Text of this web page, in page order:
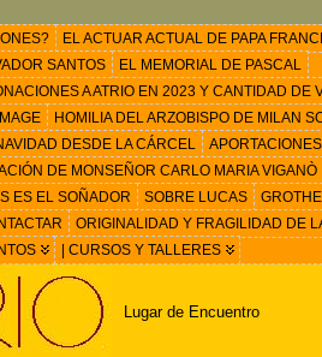
EL ACTUAR ACTUAL DE PAPA
SANTOS
EL MEMORIAL DE PASCAL
A ATRIO EN 2023 Y CANTIDAD
HOMILIA DEL ARZOBISPO DE MILAN
DESDE LA CÁRCEL
DE MONSEÑOR CARLO MARIA VIGANÒ
ES EL SOÑADOR SOBRE LUCAS
ORIGINALIDAD Y FRAGILIDAD DE
| CURSOS Y TALLERES
Lugar de Encuentro